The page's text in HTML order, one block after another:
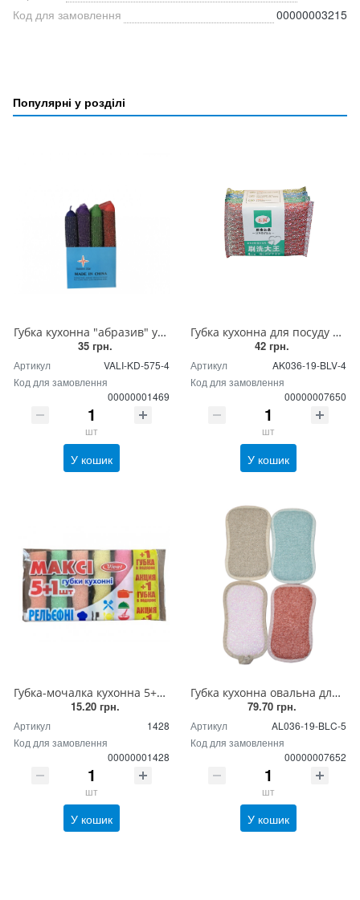
Код для замовлення
00000003215
Популярні у розділі
Губка кухонна "абразив" упаковка 4 шт
35 грн.
Артикул
VALI-KD-575-4
Код для замовлення
00000001469
шт
У кошик
Губка кухонна для посуду з металевою ниткою, упаковка 4 штуки (36 грам)
42 грн.
Артикул
AK036-19-BLV-4
Код для замовлення
00000007650
шт
У кошик
Губка-мочалка кухонна 5+1 Максі "Vivat" рифлена поверхня 95*57*23 мм
15.20 грн.
Артикул
1428
Код для замовлення
00000001428
шт
У кошик
Губка кухонна овальна для посуду, з металевою ниткою та петелькою (упаковка 4 штуки)
79.70 грн.
Артикул
AL036-19-BLC-5
Код для замовлення
00000007652
шт
У кошик